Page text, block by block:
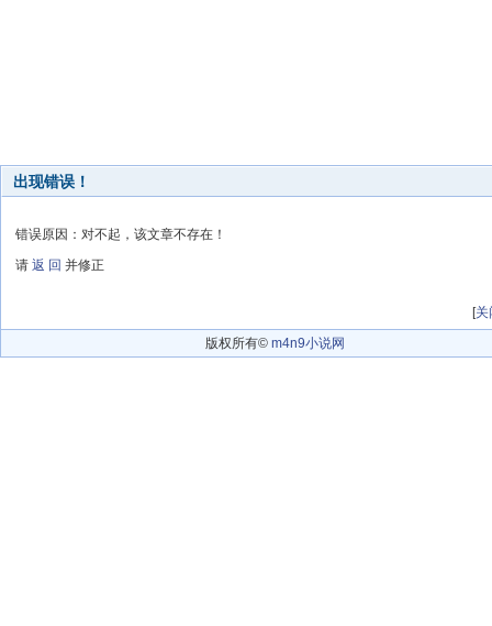
出现错误！
错误原因：对不起，该文章不存在！
请 返 回 并修正
[关
版权所有© m4n9小说网